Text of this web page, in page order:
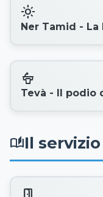
light_mode
Ner Tamid -
podium
Tevà - Il podio
auto_storiesIl